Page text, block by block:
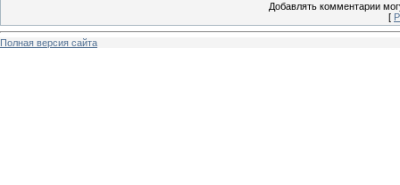
Добавлять комментарии
[
Полная версия сайта